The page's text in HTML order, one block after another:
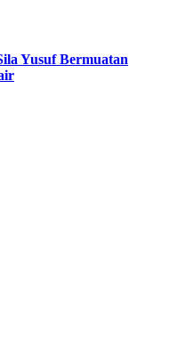
Yusuf Bermuatan